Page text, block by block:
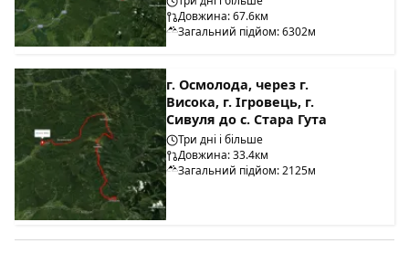
Довжина: 67.6км
Загальний підйом: 6302м
г. Осмолода, через г.
Висока, г. Ігровець, г.
Сивуля до с. Стара Гута
Три дні і більше
Довжина: 33.4км
Загальний підйом: 2125м